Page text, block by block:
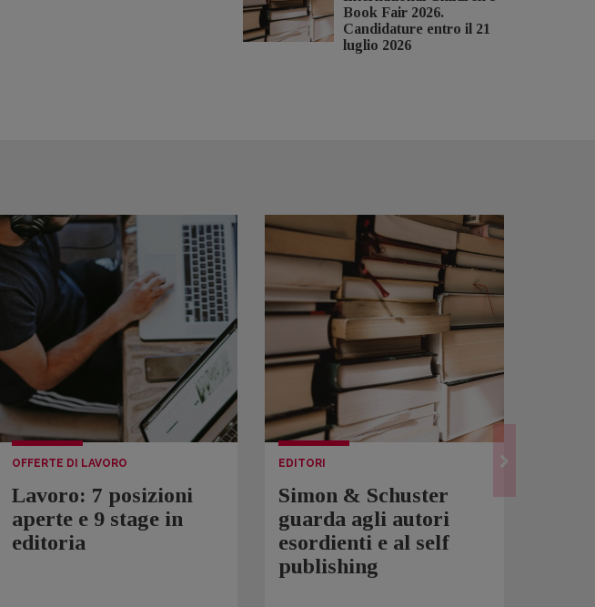
Book Fair 2026.
Candidature entro il 21
luglio 2026
OFFERTE DI LAVORO
Lavoro: 7 posizioni
aperte e 9 stage in
editoria
EDITORI
Simon & Schuster
guarda agli autori
esordienti e al self
publishing